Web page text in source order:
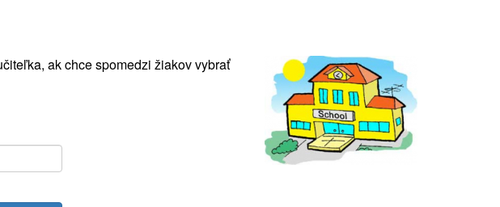
ak chce spomedzi žiakov vybrať